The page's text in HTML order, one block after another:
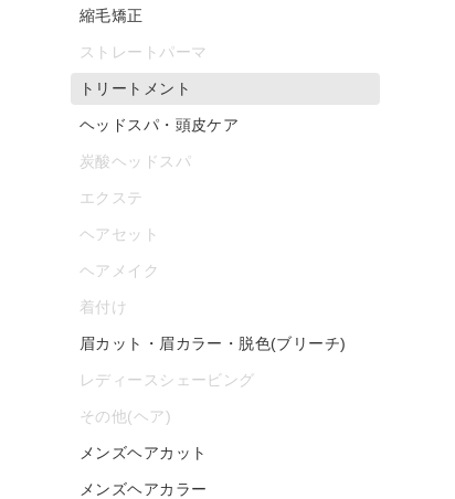
縮毛矯正
ストレートパーマ
トリートメント
ヘッドスパ・頭皮ケア
炭酸ヘッドスパ
エクステ
ヘアセット
ヘアメイク
着付け
眉カット・眉カラー・脱色(ブリーチ)
レディースシェービング
その他(ヘア)
メンズヘアカット
メンズヘアカラー